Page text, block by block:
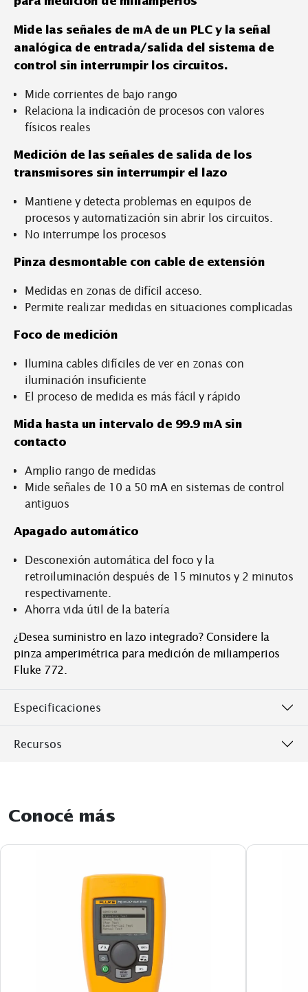
Mide las señales de mA de un PLC y la señal
analógica de entrada/salida del sistema de
control sin interrumpir los circuitos.
Mide corrientes de bajo rango
Relaciona la indicación de procesos con valores
físicos reales
Medición de las señales de salida de los
transmisores sin interrumpir el lazo
Mantiene y detecta problemas en equipos de
procesos y automatización sin abrir los circuitos.
No interrumpe los procesos
Pinza desmontable con cable de extensión
Medidas en zonas de difícil acceso.
Permite realizar medidas en situaciones complicadas
Foco de medición
Ilumina cables difíciles de ver en zonas con
iluminación insuficiente
El proceso de medida es más fácil y rápido
Mida hasta un intervalo de 99.9 mA sin
contacto
Amplio rango de medidas
Mide señales de 10 a 50 mA en sistemas de control
antiguos
Apagado automático
Desconexión automática del foco y la
retroiluminación después de 15 minutos y 2 minutos
respectivamente.
Ahorra vida útil de la batería
¿Desea suministro en lazo integrado? Considere la
pinza amperimétrica para medición de miliamperios
Fluke 772.
Especificaciones
Recursos
Conocé más